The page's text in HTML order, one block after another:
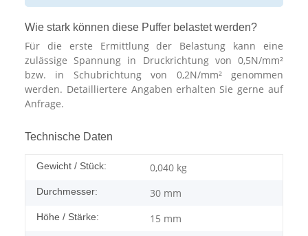
Wie stark können diese Puffer belastet werden?
Für die erste Ermittlung der Belastung kann eine
zulässige Spannung in Druckrichtung von 0,5N/mm²
bzw. in Schubrichtung von 0,2N/mm² genommen
werden. Detailliertere Angaben erhalten Sie gerne auf
Anfrage.
Technische Daten
Gewicht / Stück: 0,040 kg
Durchmesser: 30 mm
Höhe / Stärke: 15 mm